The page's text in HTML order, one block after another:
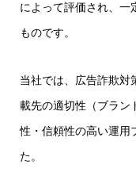
によって評価され、一
ものです。
当社では、広告詐欺対
載先の適切性（ブラン
性・信頼性の高い運用
た。